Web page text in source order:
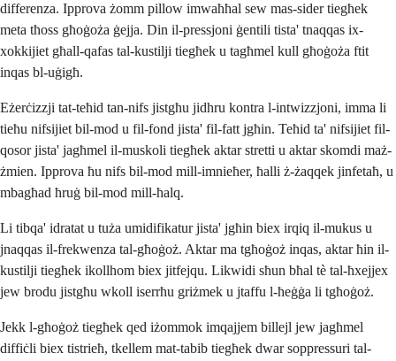
differenza. Ipprova żomm pillow imwaħħal sew mas-sider tiegħek
meta tħoss għoġoża ġejja. Din il-pressjoni ġentili tista' tnaqqas ix-
xokkijiet għall-qafas tal-kustilji tiegħek u tagħmel kull għoġoża ftit
inqas bl-uġigħ.
Eżerċizzji tat-teħid tan-nifs jistgħu jidhru kontra l-intwizzjoni, imma li
tieħu nifsijiet bil-mod u fil-fond jista' fil-fatt jgħin. Teħid ta' nifsijiet fil-
qosor jista' jagħmel il-muskoli tiegħek aktar stretti u aktar skomdi maż-
żmien. Ipprova ħu nifs bil-mod mill-imnieħer, ħalli ż-żaqqek jinfetaħ, u
mbagħad ħruġ bil-mod mill-ħalq.
Li tibqa' idratat u tuża umidifikatur jista' jgħin biex irqiq il-mukus u
jnaqqas il-frekwenza tal-għoġoż. Aktar ma tgħoġoż inqas, aktar ħin il-
kustilji tiegħek ikollhom biex jitfejqu. Likwidi sħun bħal tè tal-ħxejjex
jew brodu jistgħu wkoll iserrħu griżmek u jtaffu l-ħeġġa li tgħoġoż.
Jekk l-għoġoż tiegħek qed iżommok imqajjem billejl jew jagħmel
diffiċli biex tistrieħ, tkellem mat-tabib tiegħek dwar soppressuri tal-